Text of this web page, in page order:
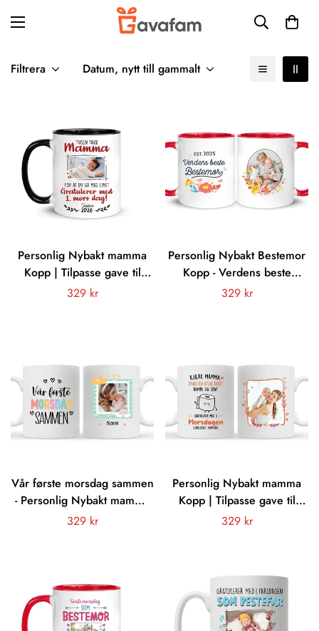
Filtrera Datum, nytt till gammalt
Personlig Nybakt mamma
Kopp | Tilpasse gave til
Nybakt mor | Tusen takk
Vanligt
329 kr
Personlig Nybakt Bestemor
Kopp - Verdens beste
Bestemor
Vanligt
329 kr
Vår første morsdag sammen
- Personlig Nybakt mamma
Kopp
Vanligt
329 kr
Personlig Nybakt mamma
Kopp | Tilpasse gave til
Nybakt mor | Gratulerer
Vanligt
329 kr